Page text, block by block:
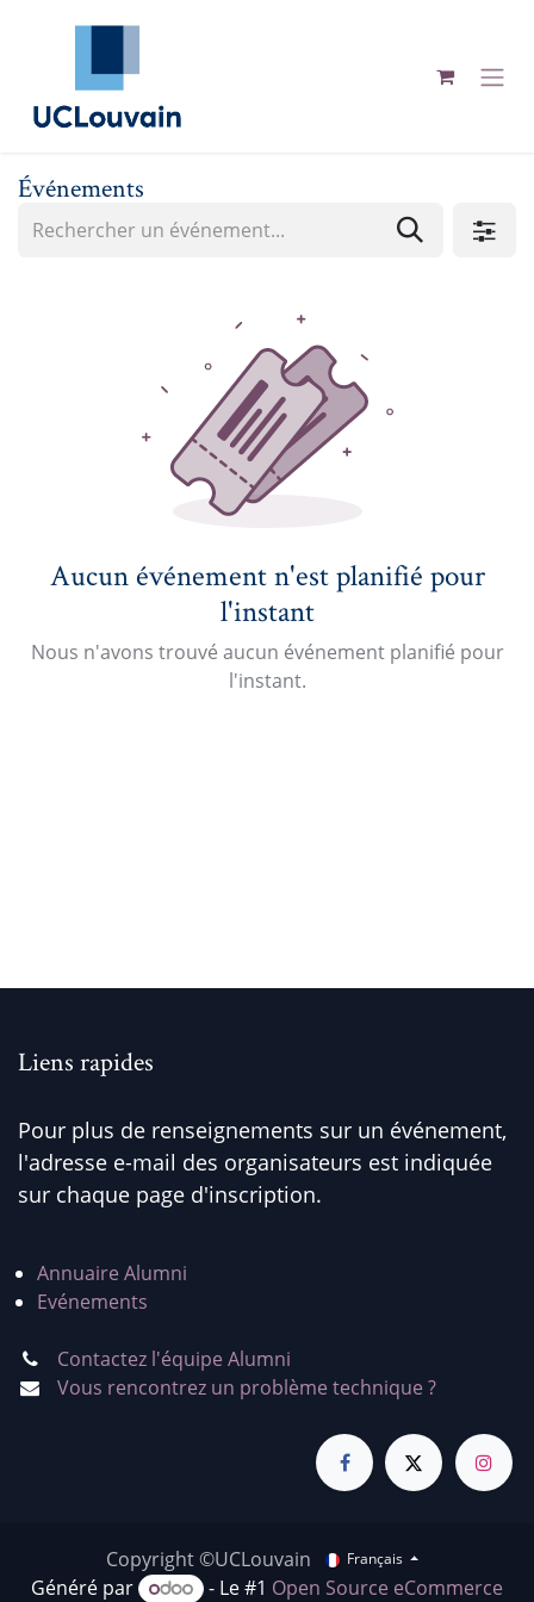
Se rendre au contenu
Événements
Aucun événement n'est planifié pour
l'instant
Nous n'avons trouvé aucun événement planifié pour
l'instant.
Liens rapides
Pour plus de renseignements sur un événement,
l'adresse e-mail des organisateurs est indiquée
sur chaque page d'inscription.
Annuaire Alumni
Evénements
Contactez l'équipe Alumni
Vous rencontrez un problème technique ?
Copyright ©UCLouvain Français
Généré par - Le #1 Open Source eCommerce